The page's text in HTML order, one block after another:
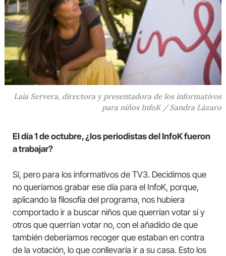
Laia Servera, directora y presentadora de los informativos
para niños InfoK / Sandra Lázaro
El día 1 de octubre, ¿los periodistas del InfoK fueron
a trabajar?
Sí, pero para los informativos de TV3. Decidimos que
no queríamos grabar ese día para el InfoK, porque,
aplicando la filosofía del programa, nos hubiera
comportado ir a buscar niños que querrían votar sí y
otros que querrían votar no, con el añadido de que
también deberíamos recoger que estaban en contra
de la votación, lo que conllevaría ir a su casa. Esto los